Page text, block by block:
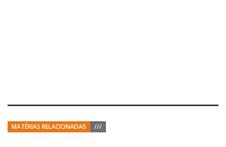
MATÉRIAS RELACIONADAS ///